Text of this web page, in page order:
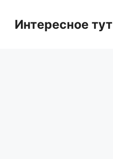
contentИнтересное тут